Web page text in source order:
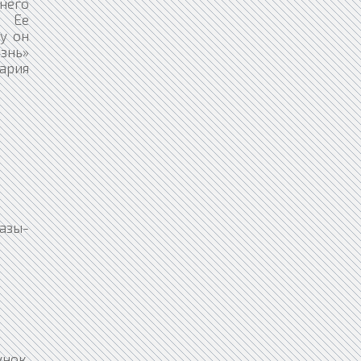
Ее
он
слышит впервые, что Цицерон писал о том же в своём рассуждении «О дружбе» (Convivio II, 13). Его горе настолько улеглось, что, когда одна молодая красивая дама взглянула на него с участьем, соболезнуя ему, в нём проснулось какое-то новое, неясное чувство, полное компромиссов, со старым, ещё не забытым. Он начинает уверять себя, что в той красавице пребывает та же любовь, которая заставляет его лить слезы. Всякий раз, когда она встречалась с ним, она глядела на него так же, бледнея, как бы под влиянием любви; это напоминало ему Беатриче: ведь она была такая же бледная. Он чувствует, что начинает заглядыв